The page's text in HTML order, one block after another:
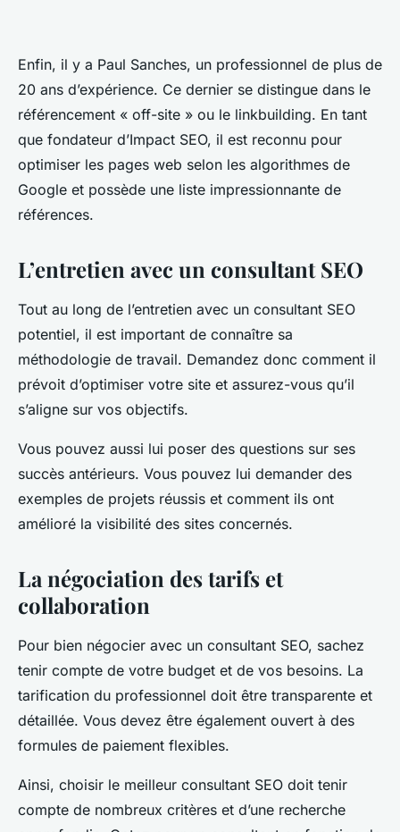
Enfin, il y a Paul Sanches, un professionnel de plus de
20 ans d’expérience. Ce dernier se distingue dans le
référencement « off-site » ou le linkbuilding. En tant
que fondateur d’Impact SEO, il est reconnu pour
optimiser les pages web selon les algorithmes de
Google et possède une liste impressionnante de
références.
L’entretien avec un consultant SEO
Tout au long de l’entretien avec un consultant SEO
potentiel, il est important de connaître sa
méthodologie de travail. Demandez donc comment il
prévoit d’optimiser votre site et assurez-vous qu’il
s’aligne sur vos objectifs.
Vous pouvez aussi lui poser des questions sur ses
succès antérieurs. Vous pouvez lui demander des
exemples de projets réussis et comment ils ont
amélioré la visibilité des sites concernés.
La négociation des tarifs et
collaboration
Pour bien négocier avec un consultant SEO, sachez
tenir compte de votre budget et de vos besoins. La
tarification du professionnel doit être transparente et
détaillée. Vous devez être également ouvert à des
formules de paiement flexibles.
Ainsi, choisir le meilleur consultant SEO doit tenir
compte de nombreux critères et d’une recherche